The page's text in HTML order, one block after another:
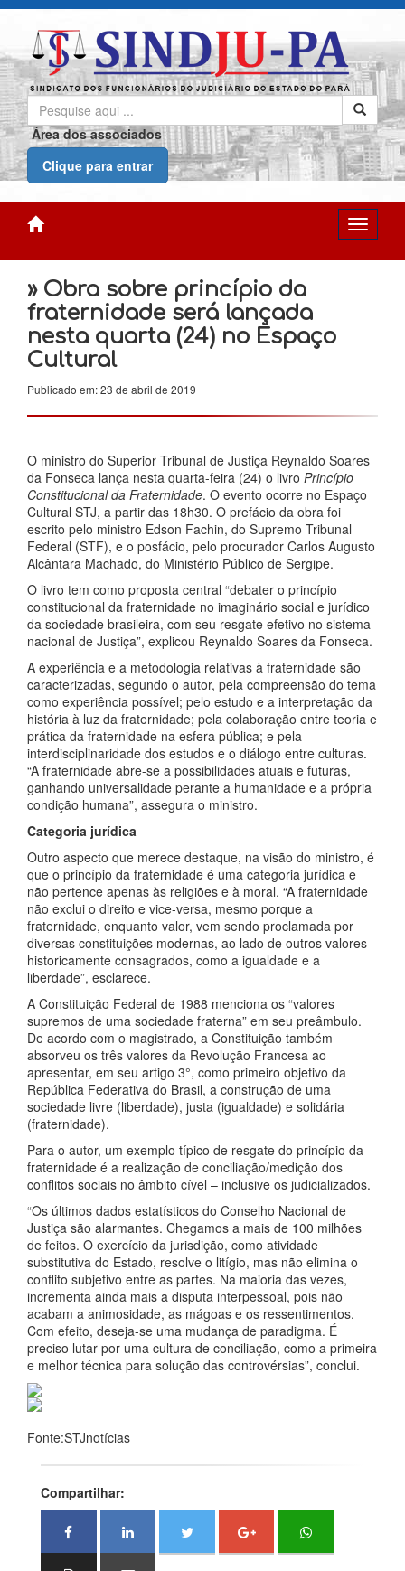
Área dos associados
Clique para entrar
» Obra sobre princípio da
fraternidade será lançada
nesta quarta (24) no Espaço
Cultural
Publicado em: 23 de abril de 2019
O ministro do Superior Tribunal de Justiça Reynaldo Soares
da Fonseca lança nesta quarta-feira (24) o livro Princípio
Constitucional da Fraternidade. O evento ocorre no Espaço
Cultural STJ, a partir das 18h30. O prefácio da obra foi
escrito pelo ministro Edson Fachin, do Supremo Tribunal
Federal (STF), e o posfácio, pelo procurador Carlos Augusto
Alcântara Machado, do Ministério Público de Sergipe.
O livro tem como proposta central “debater o princípio
constitucional da fraternidade no imaginário social e jurídico
da sociedade brasileira, com seu resgate efetivo no sistema
nacional de Justiça”, explicou Reynaldo Soares da Fonseca.
A experiência e a metodologia relativas à fraternidade são
caracterizadas, segundo o autor, pela compreensão do tema
como experiência possível; pelo estudo e a interpretação da
história à luz da fraternidade; pela colaboração entre teoria e
prática da fraternidade na esfera pública; e pela
interdisciplinaridade dos estudos e o diálogo entre culturas.
“A fraternidade abre-se a possibilidades atuais e futuras,
ganhando universalidade perante a humanidade e a própria
condição humana”, assegura o ministro.
Categoria jurídica
Outro aspecto que merece destaque, na visão do ministro, é
que o princípio da fraternidade é uma categoria jurídica e
não pertence apenas às religiões e à moral. “A fraternidade
não exclui o direito e vice-versa, mesmo porque a
fraternidade, enquanto valor, vem sendo proclamada por
diversas constituições modernas, ao lado de outros valores
historicamente consagrados, como a igualdade e a
liberdade”, esclarece.
A Constituição Federal de 1988 menciona os “valores
supremos de uma sociedade fraterna” em seu preâmbulo.
De acordo com o magistrado, a Constituição também
absorveu os três valores da Revolução Francesa ao
apresentar, em seu artigo 3°, como primeiro objetivo da
República Federativa do Brasil, a construção de uma
sociedade livre (liberdade), justa (igualdade) e solidária
(fraternidade).
Para o autor, um exemplo típico de resgate do princípio da
fraternidade é a realização de conciliação/medição dos
conflitos sociais no âmbito cível – inclusive os judicializados.
“Os últimos dados estatísticos do Conselho Nacional de
Justiça são alarmantes. Chegamos a mais de 100 milhões
de feitos. O exercício da jurisdição, como atividade
substitutiva do Estado, resolve o litígio, mas não elimina o
conflito subjetivo entre as partes. Na maioria das vezes,
incrementa ainda mais a disputa interpessoal, pois não
acabam a animosidade, as mágoas e os ressentimentos.
Com efeito, deseja-se uma mudança de paradigma. É
preciso lutar por uma cultura de conciliação, como a primeira
e melhor técnica para solução das controvérsias”, conclui.
Fonte:STJnotícias
Compartilhar: